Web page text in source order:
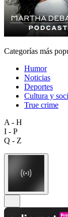
Categorías más
Humor
Noticias
Deportes
Cultura y
True crime
A - H
I - P
Q - Z